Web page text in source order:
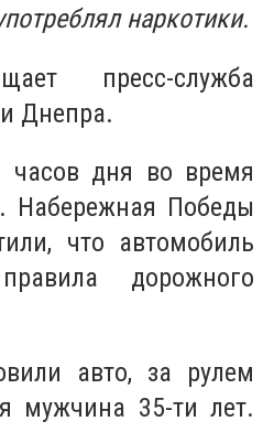
наркотики.
пресс-служба
Днепра.
часов дня во время
Набережная Победы
что автомобиль
дорожного
авто, за рулем
мужчина 35-ти лет.